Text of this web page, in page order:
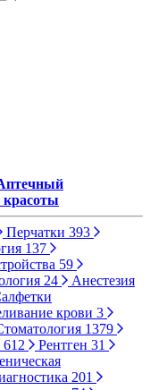
Перчатки 393
137
59
24
Анестезия
крови 3
1379
612 Рентген 31
201